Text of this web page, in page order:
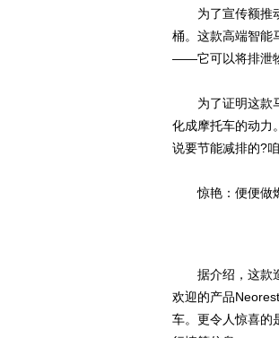
为了宣传额推动
桶。这款高端智能
——它可以将排泄
为了证明这款马
化成摩托车的动力
说要节能减排的?
惊艳：便便做燃
据介绍，这款造
欢迎的产品
车。更令人惊喜的